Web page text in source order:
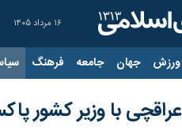
۱۶ مرداد ۱۴۰۵
ورزش جهان جامعه فرهنگ
عراقچی با وزیر کشور